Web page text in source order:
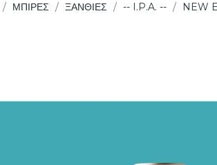
ΜΠΙΡΕΣ ΞΑΝΘΙΕΣ -- I.P.A. -- NEW